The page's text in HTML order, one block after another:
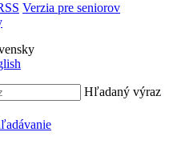
Verzia pre seniorov
Hľadaný výraz